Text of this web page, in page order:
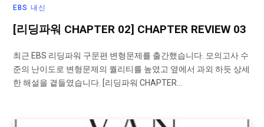
EBS 내신
[리딩파워 CHAPTER 02] CHAPTER REVIEW 03
최근 EBS 리딩파워 구문편 변형문제를 출간했습니다. 모의고사 수
준의 난이도로 변형문제의 퀄리티를 높였고 옆에서 과외 하듯 상세
한 해설을 곁들였습니다. [리딩파워 CHAPTER…